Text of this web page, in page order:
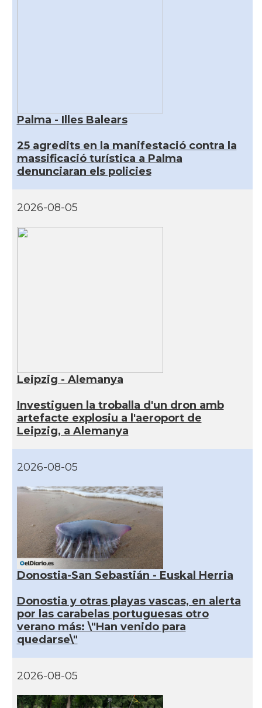
Palma - Illes Balears
25 agredits en la manifestació contra la
massificació turística a Palma
denunciaran els policies
2026-08-05
Leipzig - Alemanya
Investiguen la troballa d'un dron amb
artefacte explosiu a l'aeroport de
Leipzig, a Alemanya
2026-08-05
Donostia-San Sebastián - Euskal Herria
Donostia y otras playas vascas, en alerta
por las carabelas portuguesas otro
verano más: \"Han venido para
quedarse\"
2026-08-05